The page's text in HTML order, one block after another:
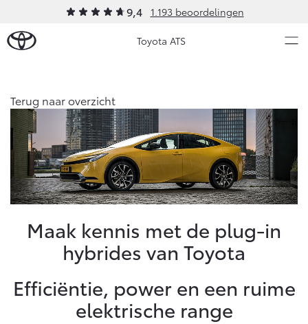
9,4 1.193 beoordelingen
Toyota ATS
Ons bedrijf
Ons bedrijf
Contact en Route
Vacatures
Klantbeoordelingen
Modellen
Aygo X
HYBRIDE
Vanaf € 23.750,-
Yaris
HYBRIDE
Vanaf € 27.195,-
Occasions
Onderhoud
Service & Onderhoud
Diensten
Terug naar overzicht
Maak kennis met de plug-in
hybrides van Toyota
Efficiëntie, power en een ruime
elektrische range